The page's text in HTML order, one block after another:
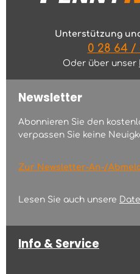
Unterstützung
0 28 64 /
Oder über unser
Newsletter
Abonnieren Sie den
verpassen Sie keine
Zur Newsletter-An-/
Lesen Sie auch unsere
Info & Service